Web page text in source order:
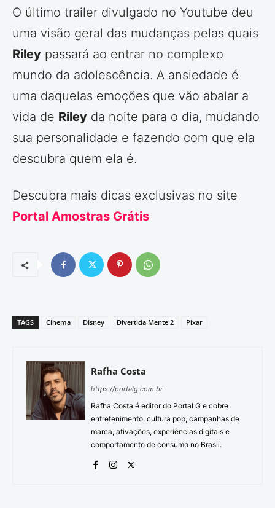
O último trailer divulgado no Youtube deu
uma visão geral das mudanças pelas quais
Riley passará ao entrar no complexo
mundo da adolescência. A ansiedade é
uma daquelas emoções que vão abalar a
vida de Riley da noite para o dia, mudando
sua personalidade e fazendo com que ela
descubra quem ela é.
Descubra mais dicas exclusivas no site
Portal Amostras Grátis
TAGS Cinema Disney Divertida Mente 2 Pixar
Rafha Costa
https://portalg.com.br
Rafha Costa é editor do Portal G e cobre
entretenimento, cultura pop, campanhas de
marca, ativações, experiências digitais e
comportamento de consumo no Brasil.